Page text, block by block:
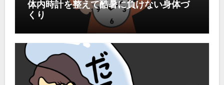
体内時計を整えて酷暑に負けない身体づ
くり